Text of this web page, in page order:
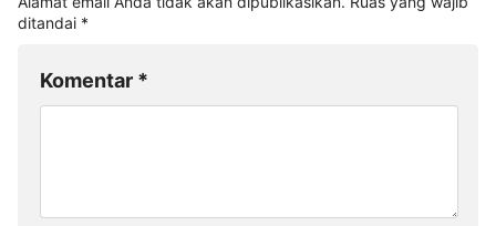
ditandai *
Komentar *